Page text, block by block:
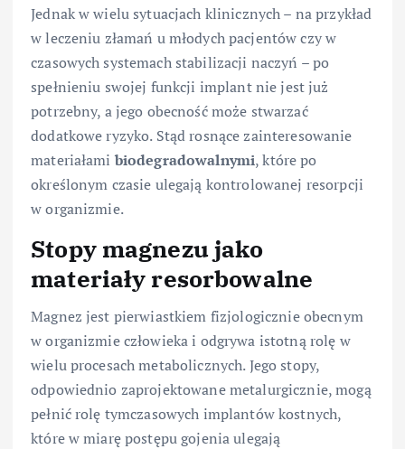
Jednak w wielu sytuacjach klinicznych – na przykład
w leczeniu złamań u młodych pacjentów czy w
czasowych systemach stabilizacji naczyń – po
spełnieniu swojej funkcji implant nie jest już
potrzebny, a jego obecność może stwarzać
dodatkowe ryzyko. Stąd rosnące zainteresowanie
materiałami biodegradowalnymi, które po
określonym czasie ulegają kontrolowanej resorpcji
w organizmie.
Stopy magnezu jako
materiały resorbowalne
Magnez jest pierwiastkiem fizjologicznie obecnym
w organizmie człowieka i odgrywa istotną rolę w
wielu procesach metabolicznych. Jego stopy,
odpowiednio zaprojektowane metalurgicznie, mogą
pełnić rolę tymczasowych implantów kostnych,
które w miarę postępu gojenia ulegają